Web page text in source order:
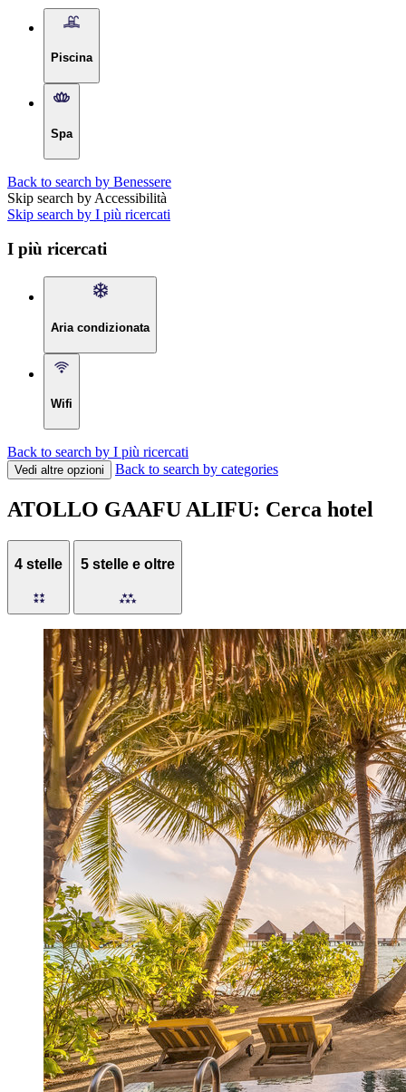
Piscina
Spa
Back to search by Benessere
Skip search by Accessibilità
Skip search by I più ricercati
I più ricercati
Aria condizionata
Wifi
Back to search by I più ricercati
Vedi altre opzioni Back to search by categories
ATOLLO GAAFU ALIFU: Cerca hotel
4 stelle 5 stelle e oltre